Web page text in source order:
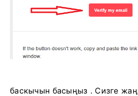
баскычын басыңыз . Сизге